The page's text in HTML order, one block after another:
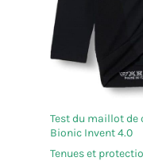
Test du maillot de
Bionic Invent 4.0
Tenues et